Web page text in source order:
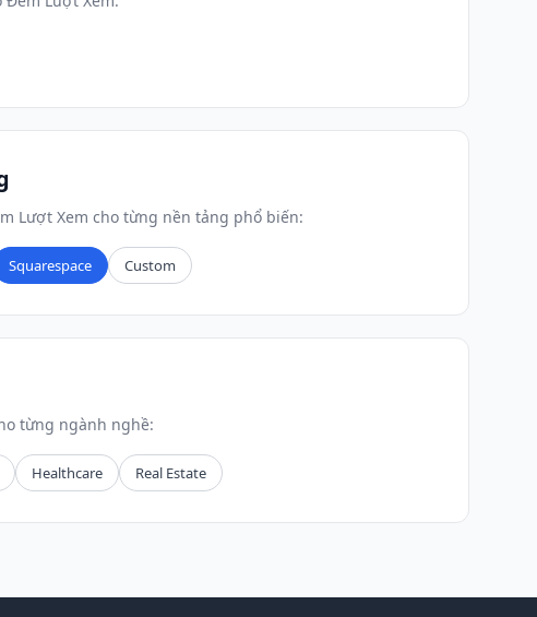
Lượt Xem cho từng nền tảng phổ biến:
Squarespace Custom
từng ngành nghề:
Healthcare Real Estate